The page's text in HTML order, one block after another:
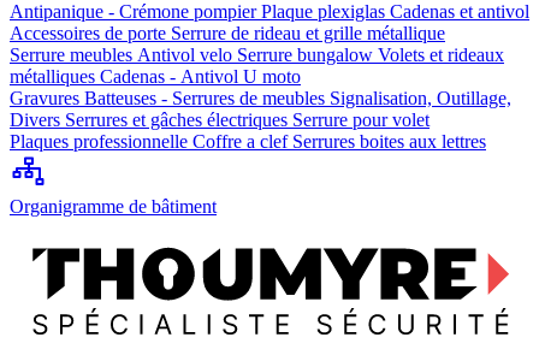
Antipanique - Crémone pompierPlaque plexiglas Cadenas et antivol
Accessoires de porte Serrure de rideau et grille métallique
Serrure meubles Antivol velo Serrure bungalow Volets et rideaux
métalliques Cadenas - Antivol U moto
Gravures Batteuses - Serrures de meubles Signalisation, Outillage,
Divers Serrures et gâches électriques Serrure pour volet
Plaques professionnelle Coffre a clef Serrures boites aux lettres
Organigramme de bâtiment